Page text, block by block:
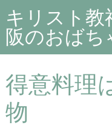
キリスト教
阪のおばち
得意料理
物